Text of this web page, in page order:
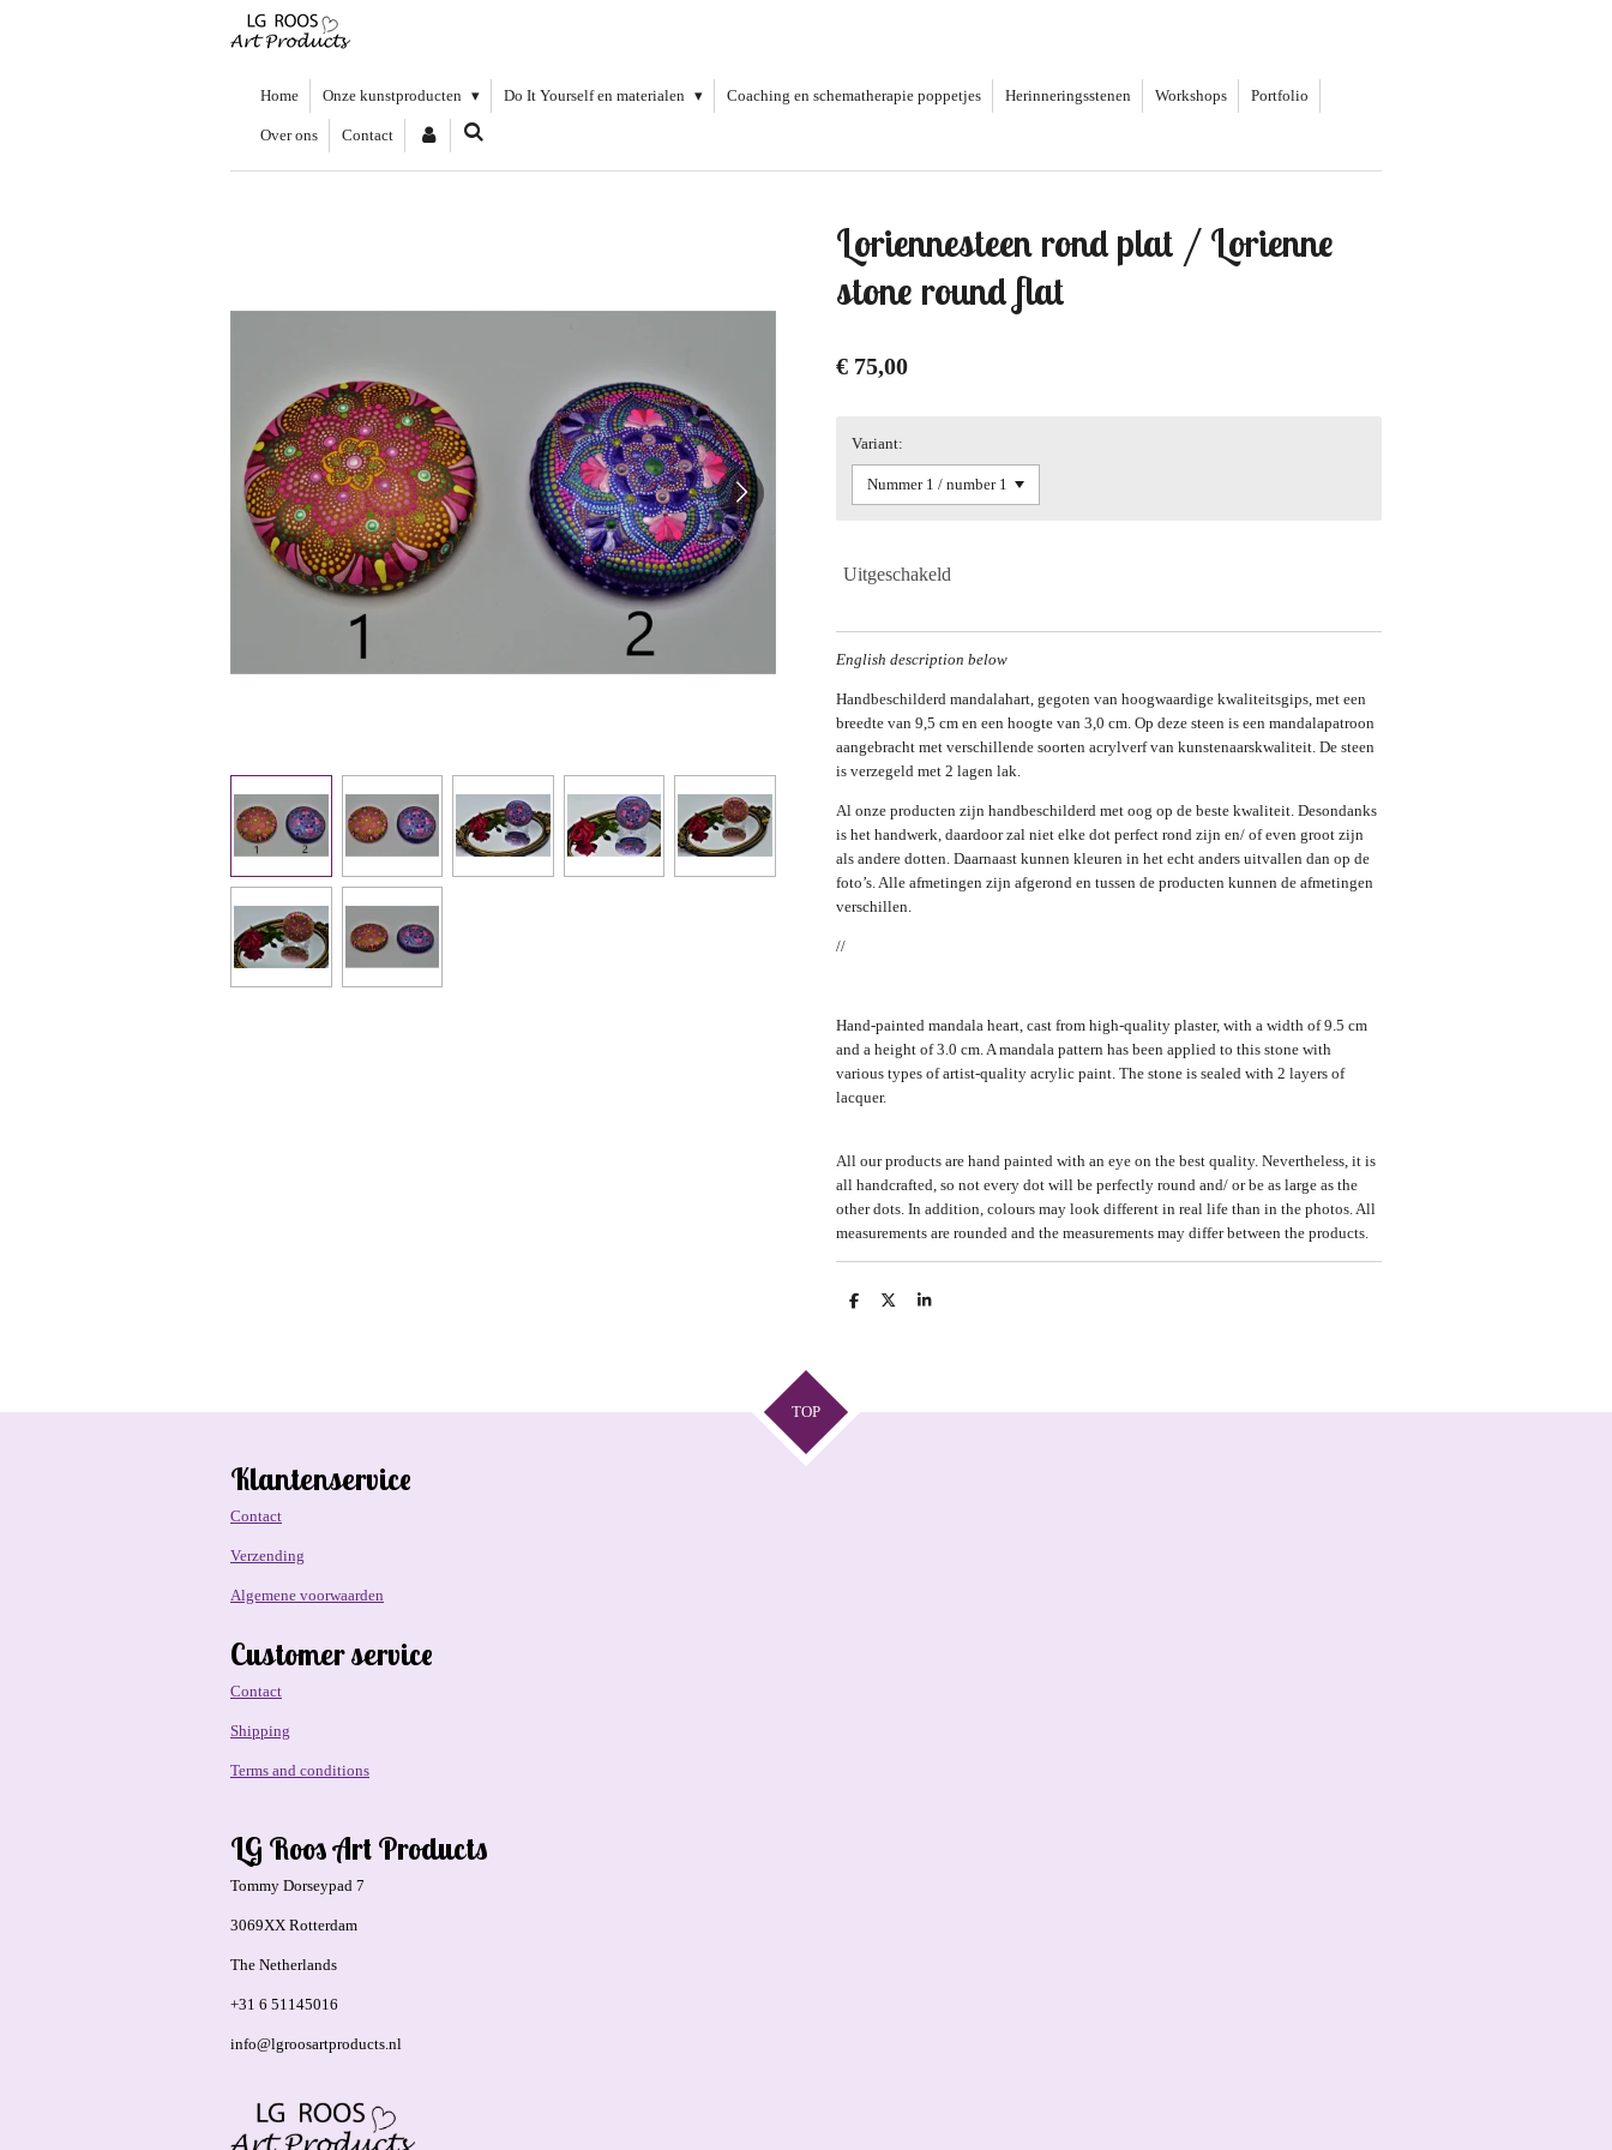
Home Onze kunstproducten Do It Yourself en materialen Coaching en schematherapie poppetjes Herinneringsstenen Workshops Portfolio
Over ons Contact
Loriennesteen rond plat / Lorienne
stone round flat
€ 75,00
Variant:
Uitgeschakeld
English description below
Handbeschilderd mandalahart, gegoten van hoogwaardige kwaliteitsgips, met een
breedte van 9,5 cm en een hoogte van 3,0 cm. Op deze steen is een mandalapatroon
aangebracht met verschillende soorten acrylverf van kunstenaarskwaliteit. De steen
is verzegeld met 2 lagen lak.
Al onze producten zijn handbeschilderd met oog op de beste kwaliteit. Desondanks
is het handwerk, daardoor zal niet elke dot perfect rond zijn en/ of even groot zijn
als andere dotten. Daarnaast kunnen kleuren in het echt anders uitvallen dan op de
foto’s. Alle afmetingen zijn afgerond en tussen de producten kunnen de afmetingen
verschillen.
//
Hand-painted mandala heart, cast from high-quality plaster, with a width of 9.5 cm
and a height of 3.0 cm. A mandala pattern has been applied to this stone with
various types of artist-quality acrylic paint. The stone is sealed with 2 layers of
lacquer.
All our products are hand painted with an eye on the best quality. Nevertheless, it is
all handcrafted, so not every dot will be perfectly round and/ or be as large as the
other dots. In addition, colours may look different in real life than in the photos. All
measurements are rounded and the measurements may differ between the products.
D
D
S
TOP
Klantenservice
Contact
Verzending
Algemene voorwaarden
Customer service
Contact
Shipping
Terms and conditions
LG Roos Art Products
Tommy Dorseypad 7
3069XX Rotterdam
The Netherlands
+31 6 51145016
info@lgroosartproducts.nl